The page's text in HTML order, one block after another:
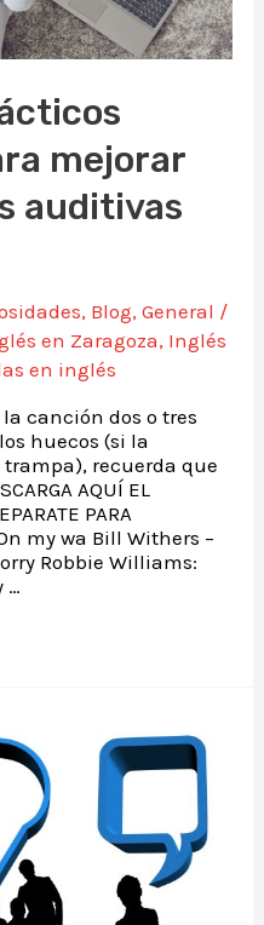
mejorar
auditivas
, Blog,General /
en Zaragoza, Inglés
en inglés
canción dos o tres
huecos (si la
recuerda que
AQUÍ EL
PARA
my wa Bill Withers –
Robbie Williams:
…